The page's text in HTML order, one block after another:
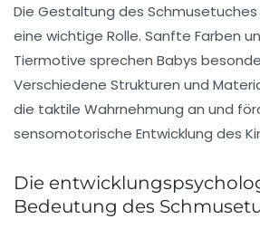
Die Gestaltung des
eine wichtige Rolle. Sanfte Farben
Tiermotive sprechen Babys
Verschiedene Strukturen und
die taktile Wahrnehmung an und
sensomotorische Entwicklung des
Die
Bedeutung des